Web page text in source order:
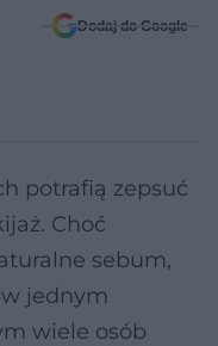
Dodaj do Google
potrafią zepsuć
Choć
sebum,
jednym
wiele osób